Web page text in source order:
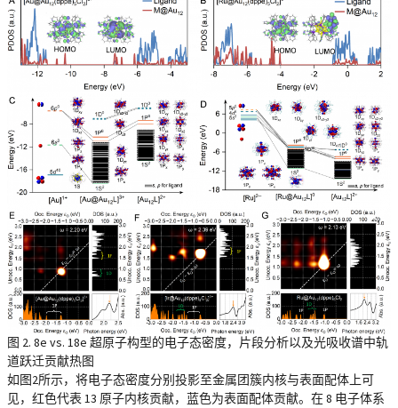
图 2. 8e vs. 18e 超原子构型的电子态密度，片段分析以及光吸收谱中轨
道跃迁贡献热图
如图2所示，将电子态密度分别投影至金属团簇内核与表面配体上可
见，红色代表 13 原子内核贡献，蓝色为表面配体贡献。在 8 电子体系